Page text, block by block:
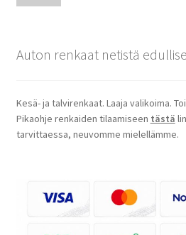
Auton renkaat netistä
Kesä- ja talvirenkaat. Laaja valikoima.
Pikaohje renkaiden tilaamiseen tästä
tarvittaessa, neuvomme mielellämme.